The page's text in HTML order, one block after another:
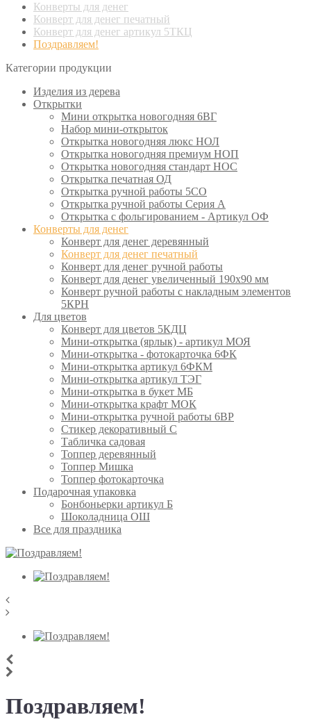
Конверты для денег
Конверт для денег печатный
Конверт для денег артикул 5ТКЦ
Поздравляем!
Категории продукции
Изделия из дерева
Открытки
Мини открытка новогодняя 6ВГ
Набор мини-открыток
Открытка новогодняя люкс НОЛ
Открытка новогодняя премиум НОП
Открытка новогодняя стандарт НОС
Открытка печатная ОД
Открытка ручной работы 5СО
Открытка ручной работы Серия А
Открытка с фольгированием - Артикул ОФ
Конверты для денег
Конверт для денег деревянный
Конверт для денег печатный
Конверт для денег ручной работы
Конверт для денег увеличенный 190х90 мм
Конверт ручной работы с накладным элементов
5КРН
Для цветов
Конверт для цветов 5КДЦ
Мини-открытка (ярлык) - артикул МОЯ
Мини-открытка - фотокарточка 6ФК
Мини-открытка артикул 6ФКМ
Мини-открытка артикул ТЭГ
Мини-открытка в букет МБ
Мини-открытка крафт МОК
Мини-открытка ручной работы 6ВР
Стикер декоративный С
Табличка садовая
Топпер деревянный
Топпер Мишка
Топпер фотокарточка
Подарочная упаковка
Бонбоньерки артикул Б
Шоколадница ОШ
Все для праздника
Поздравляем!